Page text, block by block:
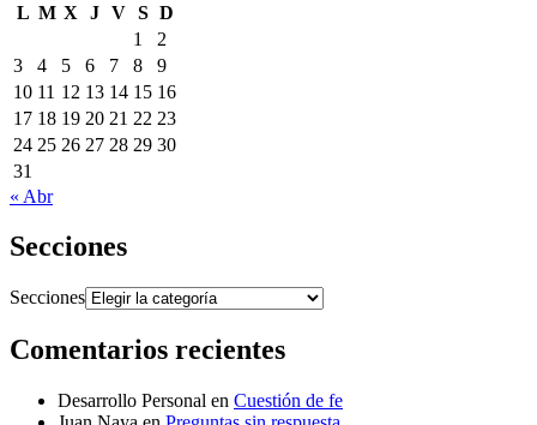
L M X J V S D
1
2
3
4 5 6 7 8
9
10 11 12 13 14 15 16
17 18 19 20 21 22 23
24 25 26 27 28 29 30
31
« Abr
Secciones
Secciones
Comentarios recientes
Desarrollo Personal en Cuestión de fe